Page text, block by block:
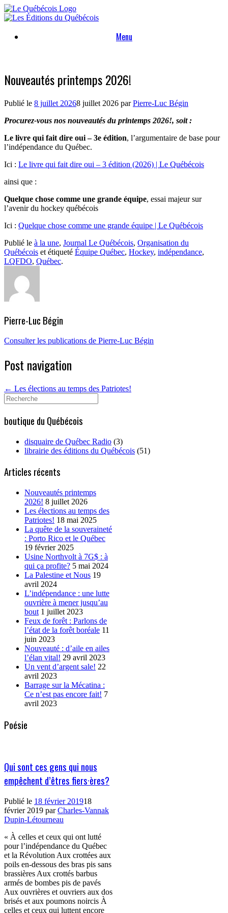
Skip
to
Menu
Nouveautés printemps 2026!
Publié le 8 juillet 20268 juillet 2026 parPierre-Luc Bégin
Procurez-vous nos nouveautés du printemps 2026!, soit :
Le livre qui fait dire oui – 3e édition, l’argumentaire de base pour
l’indépendance du Québec.
Ici : Le livre qui fait dire oui – 3 édition (2026) | Le Québécois
ainsi que :
Quelque chose comme une grande équipe, essai majeur sur
l’avenir du hockey québécois
Ici : Quelque chose comme une grande équipe | Le Québécois
Publié le à la une, Journal Le Québécois, Organisation du
Québécois et étiqueté Équipe Québec, Hockey, indépendance,
LQFDO, Québec.
Pierre-Luc Bégin
Consulter les publications de Pierre-Luc Bégin
Post navigation
← Les élections au temps des Patriotes!
Search
for:
boutique du Québécois
disquaire de Québec Radio (3)
librairie des éditions du Québécois (51)
Articles récents
Nouveautés printemps
2026! 8 juillet 2026
Les élections au temps des
Patriotes! 18 mai 2025
La quête de la souveraineté
: Porto Rico et le Québec
19 février 2025
Usine Northvolt à 7G$ : à
qui ça profite? 5 mai 2024
La Palestine et Nous 19
avril 2024
L’indépendance : une lutte
ouvrière à mener jusqu’au
bout 1 juillet 2023
Feux de forêt : Parlons de
l’état de la forêt boréale 11
juin 2023
Nouveauté : d’aile en ailes
l’élan vital! 29 avril 2023
Un vent d’argent sale! 22
avril 2023
Barrage sur la Mécatina :
Ce n’est pas encore fait! 7
avril 2023
Poésie
Qui sont ces gens qui nous
empêchent d’êtres fiers·ères?
Publié le 18 février 201918
février 2019 parCharles-Vannak
Dupin-Létourneau
« À celles et ceux qui ont lutté
pour l’indépendance du Québec
et la Révolution Aux crottées aux
poils en-dessous des bras pis sans
brassières Aux crottés barbus
armés de bombes pis de pavés
Aux ouvrières et ouvriers aux dos
brisés et aux poumons noircis À
celles et ceux qui luttent encore